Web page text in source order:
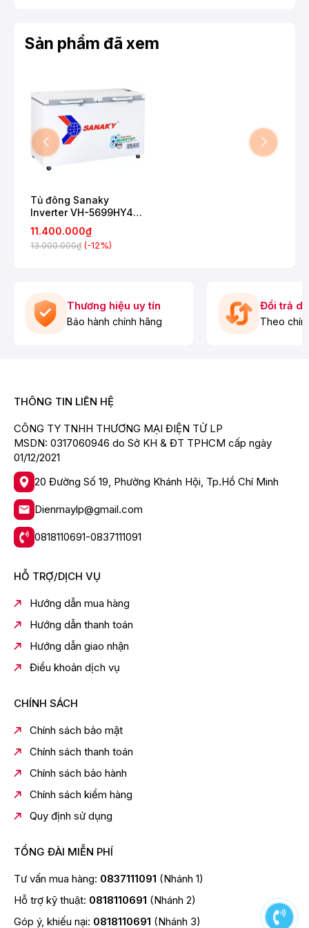
Sản phẩm đã xem
Tủ đông Sanaky
Inverter VH-5699HY4K
410 Lít
11.400.000₫
13.000.000₫ (-12%)
Thương hiệu uy tín
Bảo hành chính hãng
Đổi trả
Theo
THÔNG TIN LIÊN HỆ
CÔNG TY TNHH THƯƠNG MẠI ĐIỆN TỬ LP
MSDN: 0317060946 do Sở KH & ĐT TPHCM cấp ngày
01/12/2021
20 Đường Số 19, Phường Khánh Hội, Tp.Hồ Chí Minh
Dienmaylp@gmail.com
0818110691-0837111091
HỖ TRỢ/DỊCH VỤ
Hướng dẫn mua hàng
Hướng dẫn thanh toán
Hướng dẫn giao nhận
Điều khoản dịch vụ
CHÍNH SÁCH
Chính sách bảo mật
Chính sách thanh toán
Chính sách bảo hành
Chính sách kiểm hàng
Quy định sử dụng
TỔNG ĐÀI MIỄN PHÍ
Tư vấn mua hàng: 0837111091 (Nhánh 1)
Hỗ trợ kỹ thuật: 0818110691 (Nhánh 2)
Góp ý, khiếu nại: 0818110691 (Nhánh 3)